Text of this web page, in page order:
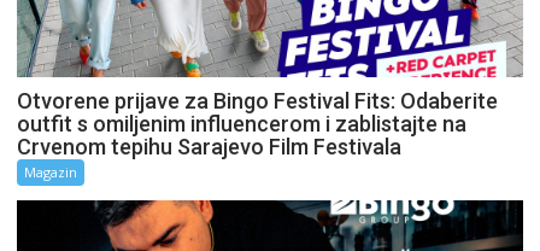
Otvorene prijave za Bingo Festival Fits: Odaberite
outfit s omiljenim influencerom i zablistajte na
Crvenom tepihu Sarajevo Film Festivala
Magazin